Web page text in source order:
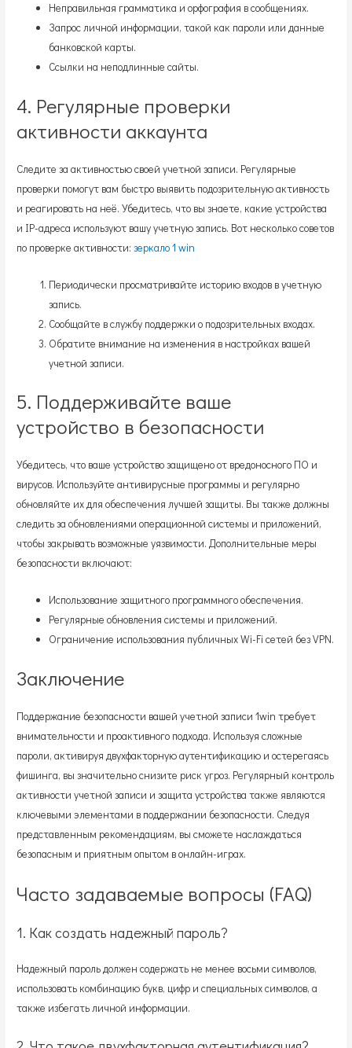
Неправильная грамматика и орфография в сообщениях.
Запрос личной информации, такой как пароли или данные
банковской карты.
Ссылки на неподлинные сайты.
4. Регулярные проверки
активности аккаунта
Следите за активностью своей учетной записи. Регулярные
проверки помогут вам быстро выявить подозрительную активность
и реагировать на неё. Убедитесь, что вы знаете, какие устройства
и IP-адреса используют вашу учетную запись. Вот несколько советов
по проверке активности:зеркало 1 win
Периодически просматривайте историю входов в учетную
запись.
Сообщайте в службу поддержки о подозрительных входах.
Обратите внимание на изменения в настройках вашей
учетной записи.
5. Поддерживайте ваше
устройство в безопасности
Убедитесь, что ваше устройство защищено от вредоносного ПО и
вирусов. Используйте антивирусные программы и регулярно
обновляйте их для обеспечения лучшей защиты. Вы также должны
следить за обновлениями операционной системы и приложений,
чтобы закрывать возможные уязвимости. Дополнительные меры
безопасности включают:
Использование защитного программного обеспечения.
Регулярные обновления системы и приложений.
Ограничение использования публичных Wi-Fi сетей без VPN.
Заключение
Поддержание безопасности вашей учетной записи 1win требует
внимательности и проактивного подхода. Используя сложные
пароли, активируя двухфакторную аутентификацию и остерегаясь
фишинга, вы значительно снизите риск угроз. Регулярный контроль
активности учетной записи и защита устройства также являются
ключевыми элементами в поддержании безопасности. Следуя
представленным рекомендациям, вы сможете наслаждаться
безопасным и приятным опытом в онлайн-играх.
Часто задаваемые вопросы (FAQ)
1. Как создать надежный пароль?
Надежный пароль должен содержать не менее восьми символов,
использовать комбинацию букв, цифр и специальных символов, а
также избегать личной информации.